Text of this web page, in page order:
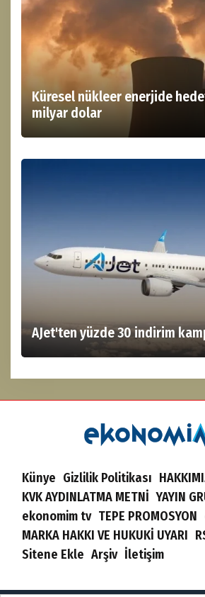
Küresel nükleer enerjide
milyar dolar
AJet'ten yüzde 30 indirim
Künye Gizlilik Politikası
KVK AYDINLATMA METNİ YAYIN
ekonomim tv TEPE PROMOSYON
MARKA HAKKI VE HUKUKİ UYARI
Sitene Ekle Arşiv İletişim